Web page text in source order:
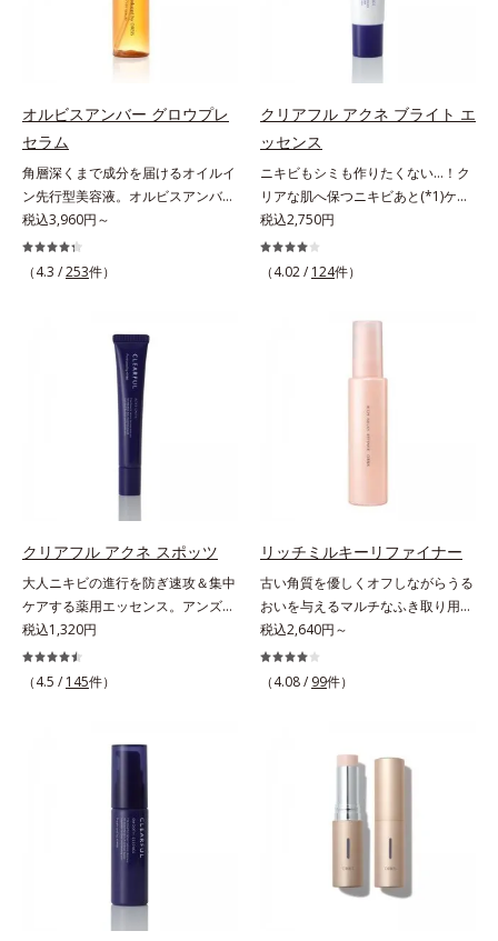
ください。・BEAUTY夏祭りは、こ
プセルの表面は肌になじみやすい構
造(*4)。内包した美容成分(*5)の浸
透をサポートし、角層すみずみをう
おいの通り道”を作って化粧水のな
じみ感をUP。化粧水前に使うこと
で、普段の化粧水の手ごたえをより
実感できる、しっとり整った肌状態
へ。化粧水前に2プッシュ使うだけ
で、うるおいのすき間にぐんぐん入
り込み、うるおいで満ち満ちたハリ
のある美肌へと整えます。*1 クチ
ン、フィトステロールズ、（Ｃ１２
－２０）アルキルグルコシドの組み
合わせが初（2023年4月 Mintel社デ
ータベースによる当社調べ）*2 う
るおい不足など*3 お手入れのファ
ーストステップのこと*4 細胞間脂
ップ。美白(*1)と保湿の両方にアプ
SG(*3)」、肌荒れや日焼けによる肌
のほてりを予防する「グリチルリチ
ン酸ジカリウム(*4)」など、たっぷ
りの保湿成分が浸透しやすい肌環境
を叶えます。はじめはピタッと密着
するテクスチャーは、肌になじむご
とにもっちり質感に、最後はなめら
かな水膜へと3変化。普段の保湿液
をこのジェルにおきかえて塗って眠
るだけで、うるおいながらもベタつ
シミ・ソバカスを防ぐ）と保湿のこ
と*3 明るく澄んだ肌を目指す保湿
成分と、メラニンの生成を抑え、シ
ミ・ソバカスを防ぐ美白有効成分を
リチン酸2K各商品の詳しい情報は商
BEAUTY夏祭りは、こちら
オルビスアンバー グロウプレ
セラム
角層深くまで成分を届けるオイルイ
ン先行型美容液。オルビスアンバー
は、いつも⾃然体で美しくありたい
と願う⼤⼈世代に寄り添うブランド
です。年齢印象研究に基づいた肌サ
手軽なお手入れで賢いケアを。ライ
フスタイルになじむ、若々しい印象
(*1)作りのサポートをします。オル
ビスアンバー グロウプレセラムオ
イルイン先⾏型美容液「オルビスア
ンバー グロウプレセラム」は、オ
肌をやわらかくしながら角層まで浸
透。ADセラミドミックスが肌をす
こやかに整え、うるおいを蓄える肌
とで、あとのオールインワンクリー
ムの肌なじみを高め、うるおいとツ
ヤのある肌を叶えます。*1 肌にハ
リを与え若々しい印象*2 スクワラ
ン、トリ（カプリル酸／カプリン
税込3,960円～
（4.3 /253件）
クリアフル アクネ ブライト エ
ッセンス
ニキビもシミも作りたくない…！ク
リアな肌へ保つニキビあと(*1)ケア
(*2)美容液。クリアな肌へ保つ、ニ
キビあと(*1)ケア(*2)美容液です。
ニキビあとをケアしてシミを予防す
ビ・肌荒れ予防と保湿にアプローチ
します。こっくりテクスチャーが肌
の上でほぐれてするっとなじみ、ベ
タつかず、みずみずしさとなめらか
す。気になるスポットにご使用くだ
着のある肌ではなく、ニキビが治っ
とです。*2 日焼けによるメラニン
の生成を抑え、シミ・ソバカスを防
ぐ。ニキビ・肌荒れを防ぐ。保湿ケ
アのこと。*3 L-アスコルビン酸 2-
グルコシド、リン酸L-アスコルビン
税込2,750円
（4.02 / 124件）
クリアフル アクネ スポッツ
大人ニキビの進行を防ぎ速攻＆集中
ケアする薬用エッセンス。アンズ果
汁が角層をやわらかくほぐして、毛
穴づまりを防ぎ、薬用成分を素早く
浸透させます。さらにイオウ、グリ
ます。気になる部分にピタッと密着
する半透明ジェルタイプです。ま
た、メイクの上からでもご使用いた
税込1,320円
（4.5 / 145件）
リッチミルキーリファイナー
古い角質を優しくオフしながらうる
おいを与えるマルチなふき取り用美
容液。ごわつき、黄ぐすみなど、さ
まざまな年齢肌悩みに関わる角層の
糖化。角層が糖化する前に(*)やさし
イル成分が優しくほぐしてからふき
スイートとユズセラミドがうるおい
を届けると、くもりのないクリアな
肌に。さらにうるおいをキャッチし
て蓄える水性ヴェールを肌の上に形
税込2,640円～
（4.08 / 99件）